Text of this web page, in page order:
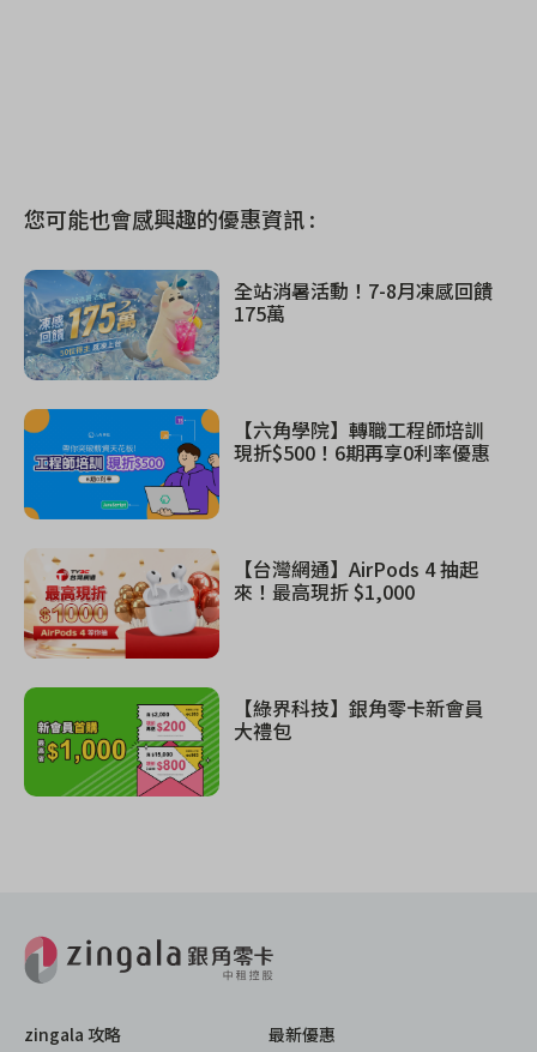
您可能也會感興趣的優惠資訊 :
全站消暑活動！7-8月凍感回饋
175萬
【六角學院】轉職工程師培訓
現折$500！6期再享0利率優惠
【台灣網通】AirPods 4 抽起
來！最高現折 $1,000
【綠界科技】銀角零卡新會員
大禮包
zingala 攻略
最新優惠